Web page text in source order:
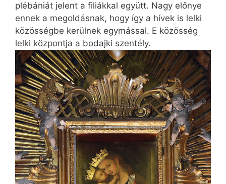
plébániát jelent a filiákkal együtt. Nagy előnye
ennek a megoldásnak, hogy így a hívek is lelki
közösségbe kerülnek egymással. E közösség
lelki központja a bodajki szentély.